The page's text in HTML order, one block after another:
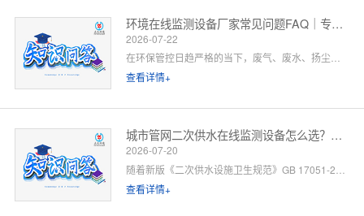
环境在线监测设备厂家常见问题FAQ｜专业厂家答疑解惑
2026-07-22
在环保管控日趋严格的当下，废气、废水、扬尘、噪声等环境在线监测设备已成为工矿企业、园区、市政工程必备的合规配套设施。很多客户在选型、合作、安装运维过程中，常会遇到厂家资质、设备精度、数据联网、售后保障等各类问题。 作为专业环境在线监测设备源头厂家，我们深耕环境监测领域多年，拥有自主研发、生产、销售、运维全链条服务能力。下面针对行业高频咨询问题，整理系统化FAQ答疑，一站式解决您的合作与选型顾虑。 一、厂家实力与资质相关问题
查看详情+
城市管网二次供水在线监测设备怎么选？水务单位高频 FAQ
2026-07-20
查看详情+